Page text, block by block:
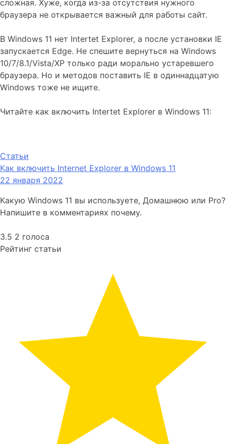
сложная. Хуже, когда из-за отсутствия нужного
браузера не открывается важный для работы сайт.
В Windows 11 нет Intertet Explorer, а после установки IE
запускается Edge. Не спешите вернуться на Windows
10/7/8.1/Vista/XP только ради морально устаревшего
браузера. Но и методов поставить IE в одиннадцатую
Windows тоже не ищите.
Читайте как включить Intertet Explorer в Windows 11:
Статьи
Как включить Internet Explorer в Windows 11
22 января 2022
Какую Windows 11 вы используете, Домашнюю или Pro?
Напишите в комментариях почему.
3.5 2 голоса
Рейтинг статьи